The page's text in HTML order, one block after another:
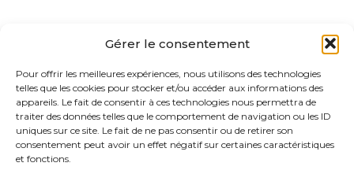
Gérer le consentement
Pour offrir les meilleures expériences, nous utilisons des technologies
telles que les cookies pour stocker et/ou accéder aux informations des
appareils. Le fait de consentir à ces technologies nous permettra de
traiter des données telles que le comportement de navigation ou les ID
uniques sur ce site. Le fait de ne pas consentir ou de retirer son
consentement peut avoir un effet négatif sur certaines caractéristiques
et fonctions.
Commentaires récents
Aucun commentaire à afficher.